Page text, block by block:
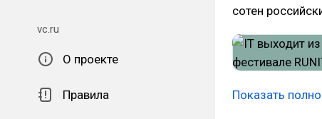
vc.ru
О проекте
Правила
сотен
Показать